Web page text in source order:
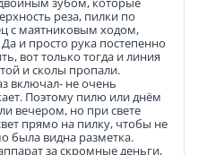
реза, пилки по
с маятниковым ходом,
и просто рука постепенно
вот только тогда и линия
и сколы пропали.
включал- не очень
Поэтому пилю или днём
вечером, но при свете
прямо на пилку, чтобы не
была видна разметка.
за скромные деньги,